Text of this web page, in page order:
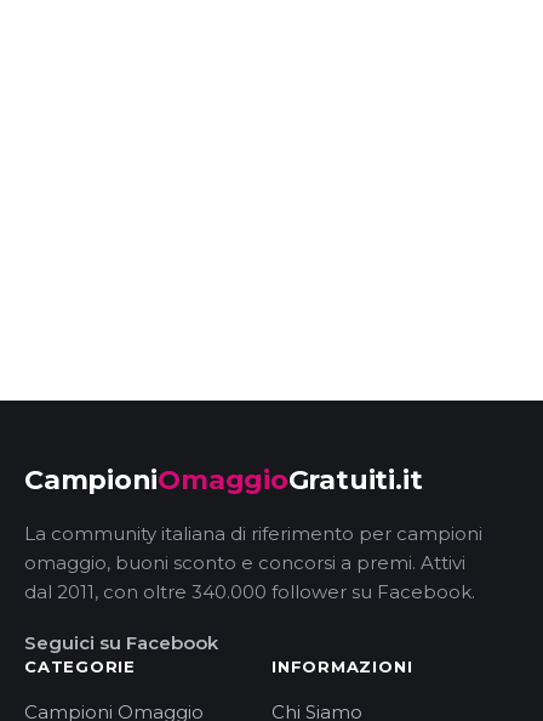
CampioniOmaggioGratuiti.it
La community italiana di riferimento per campioni
omaggio, buoni sconto e concorsi a premi. Attivi
dal 2011, con oltre 340.000 follower su Facebook.
Seguici su Facebook
CATEGORIE
Campioni Omaggio
INFORMAZIONI
Chi Siamo